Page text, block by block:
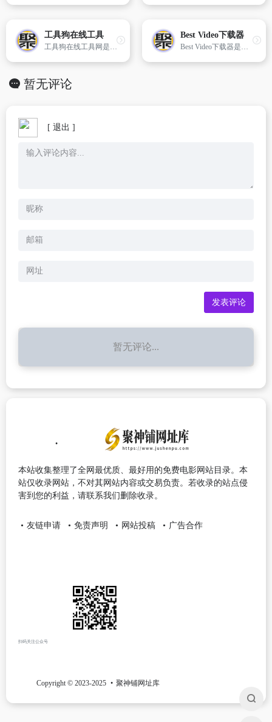
工具狗在线工具
工具狗在线工具网是一个免费的在线实用工具网站，为用户提供了多种实用的在线功能，包括在线大写转换、一键抠图、在线新华字典和在线万年历等。
Best Video下载器
Best Video下载器是一款功能强大且免费的视频解析下载工具
暂无评论
[ 退出 ]
暂无评论...
本站收集整理了全网最优质、最好用的免费电影网站目录。本
站仅收录网站，不对其网站内容或交易负责。若收录的站点侵
害到您的利益，请联系我们删除收录。
友链申请 免责声明 网站投稿 广告合作
扫码关注公众号
Copyright © 2023-2025 聚神铺网址库